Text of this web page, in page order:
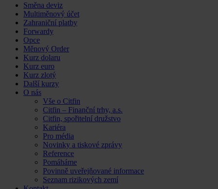
Skip
content
Směna deviz
Multiměnový účet
Zahraniční platby
Forwardy
Opce
Měnový Order
Kurz dolaru
Kurz euro
Kurz zlotý
Další kurzy
O nás
Vše o Citfin
Citfin – Finanční trhy, a.s.
Citfin, spořitelní družstvo
Kariéra
Pro média
Novinky a tiskové zprávy
Reference
Pomáháme
Povinně uveřejňované informace
Seznam rizikových zemí